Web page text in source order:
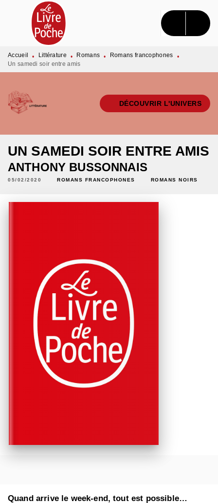
MENU RECHERCHE CONTENU
PIED DE PAGE
Accueil • Littérature • Romans • Romans francophones
•
Un samedi soir entre amis
DÉCOUVRIR L'UNIVERS
UN SAMEDI SOIR ENTRE AMIS
ANTHONY BUSSONNAIS
05/02/2020 ROMANS FRANCOPHONES ROMANS NOIRS
Quand arrive le week-end, tout est possible…